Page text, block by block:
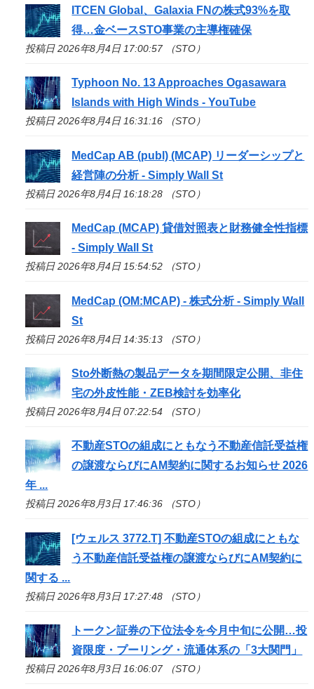
ITCEN Global、Galaxia FNの株式93%を取
得…金ベースSTO事業の主導権確保
投稿日 2026年8月4日 17:00:57 （STO）
Typhoon No. 13 Approaches Ogasawara
Islands with High Winds - YouTube
投稿日 2026年8月4日 16:31:16 （STO）
MedCap AB (publ) (MCAP) リーダーシップと
経営陣の分析 - Simply Wall St
投稿日 2026年8月4日 16:18:28 （STO）
MedCap (MCAP) 貸借対照表と財務健全性指標
- Simply Wall St
投稿日 2026年8月4日 15:54:52 （STO）
MedCap (OM:MCAP) - 株式分析 - Simply Wall
St
投稿日 2026年8月4日 14:35:13 （STO）
Sto外断熱の製品データを期間限定公開、非住
宅の外皮性能・ZEB検討を効率化
投稿日 2026年8月4日 07:22:54 （STO）
不動産STOの組成にともなう不動産信託受益権
の譲渡ならびにAM契約に関するお知らせ 2026
年 ...
投稿日 2026年8月3日 17:46:36 （STO）
[ウェルス 3772.T] 不動産STOの組成にともな
う不動産信託受益権の譲渡ならびにAM契約に
関する ...
投稿日 2026年8月3日 17:27:48 （STO）
トークン証券の下位法令を今月中旬に公開…投
資限度・プーリング・流通体系の「3大関門」
投稿日 2026年8月3日 16:06:07 （STO）